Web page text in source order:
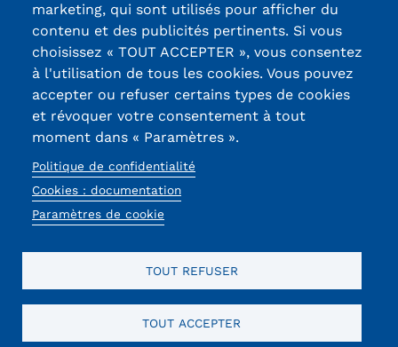
Prospect
Fiche contact salons, forums,
JPO
13, Rue Ernest
Thierry-Mieg
90010 BELFORT
Cedex
03 84 58 33 10
Réseaux
sociaux
RGPD
marketing, qui sont utilisés pour afficher du
contenu et des publicités pertinents. Si vous
choisissez « TOUT ACCEPTER », vous consentez
à l'utilisation de tous les cookies. Vous pouvez
accepter ou refuser certains types de cookies
et révoquer votre consentement à tout
moment dans « Paramètres ».
Politique de confidentialité
Cookies : documentation
Paramètres de cookie
TOUT REFUSER
TOUT ACCEPTER